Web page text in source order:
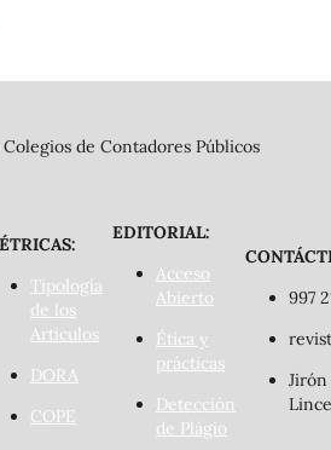
de Contadores Públicos
Tipología
de los
Artículos
DORA
COPE
EDITORIAL:
Acceso
Abierto
Ética y
prácticas
Detección
de Plágio
997
Jirón